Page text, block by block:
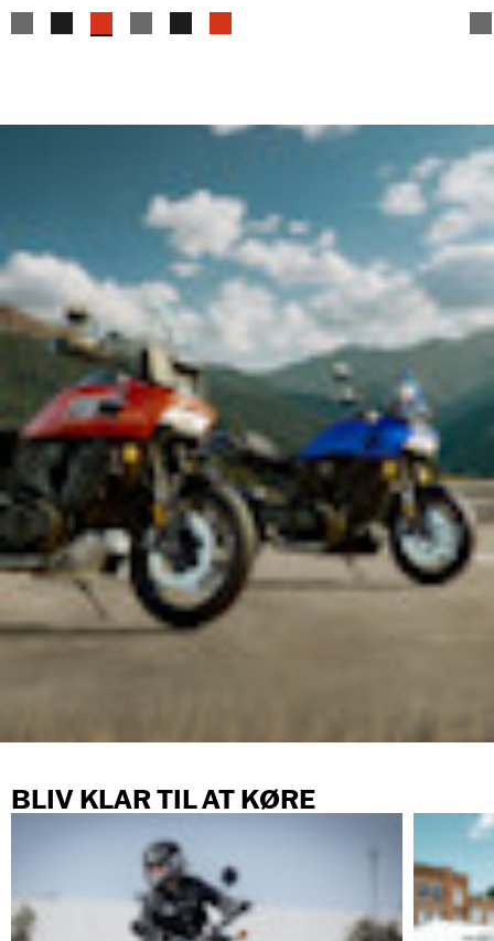
BLIV KLAR TIL AT KØRE